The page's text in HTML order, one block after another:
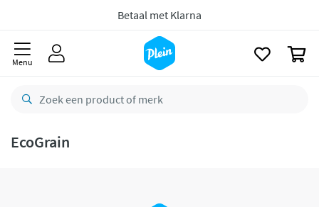
Betaal met Klarna
Menu
EcoGrain